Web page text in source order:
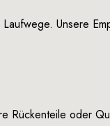
Unsere
Rückenteile oder